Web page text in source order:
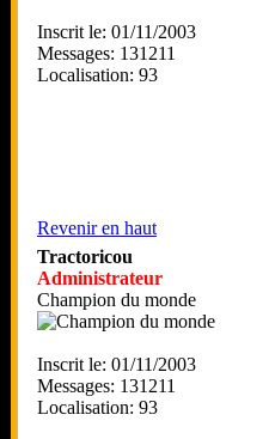
Inscrit le: 01/11/2003
Messages: 131211
Localisation: 93
Revenir en haut
Tractoricou
Administrateur
Champion du monde
Inscrit le: 01/11/2003
Messages: 131211
Localisation: 93